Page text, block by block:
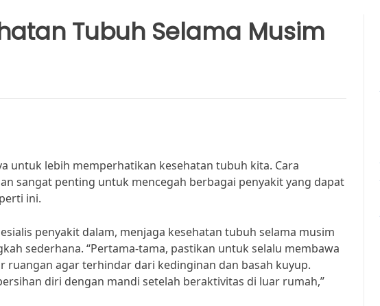
Tubuh Selama Musim
untuk lebih memperhatikan kesehatan tubuh kita. Cara
sangat penting untuk mencegah berbagai penyakit yang dapat
ini.
penyakit dalam, menjaga kesehatan tubuh selama musim
sederhana. “Pertama-tama, pastikan untuk selalu membawa
ruangan agar terhindar dari kedinginan dan basah kuyup.
diri dengan mandi setelah beraktivitas di luar rumah,”